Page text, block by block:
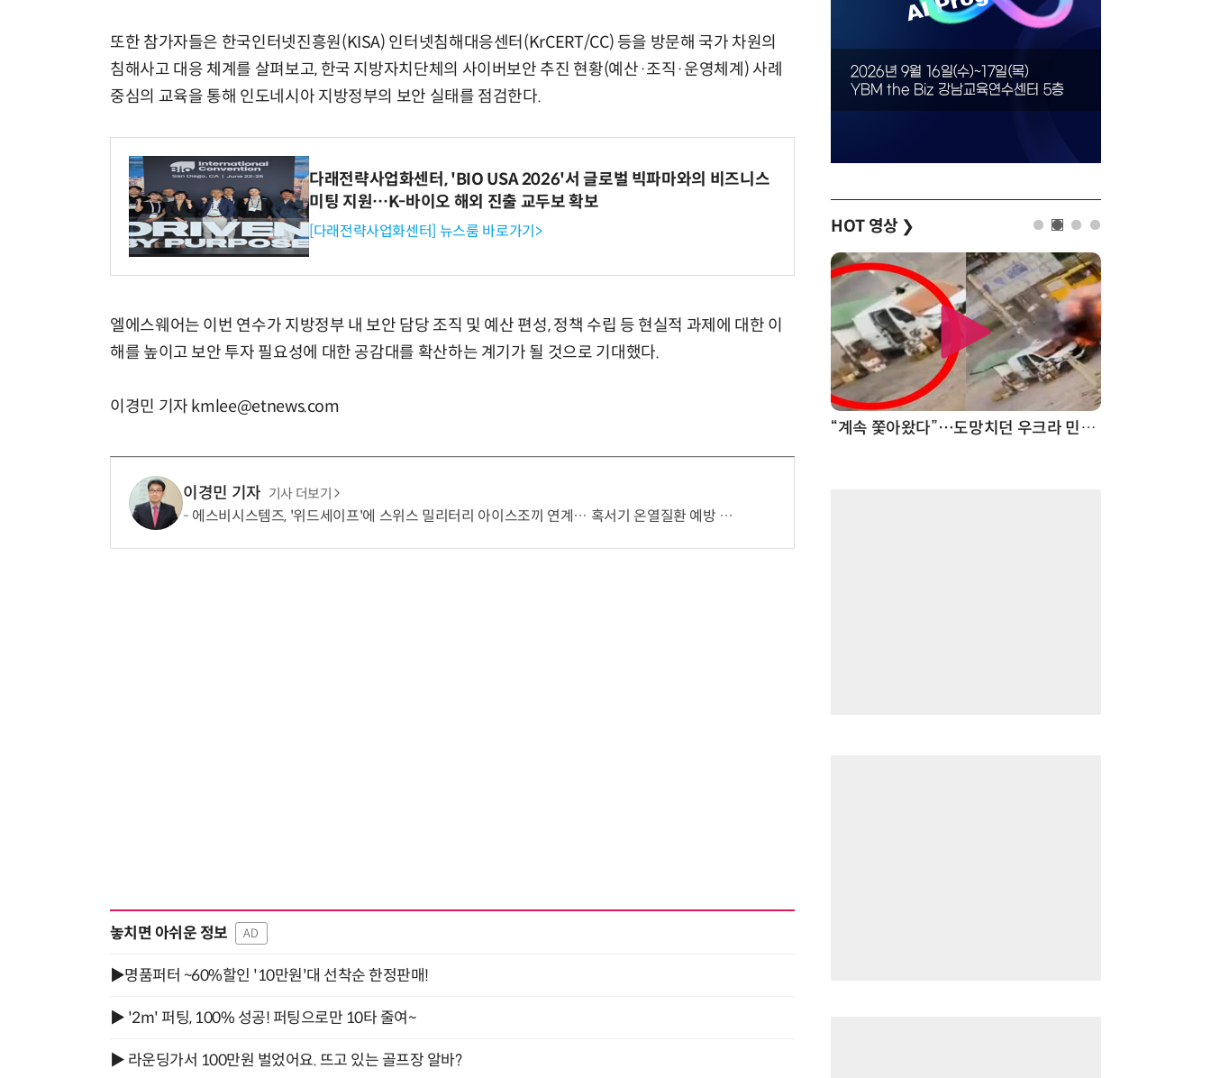
또한 참가자들은 한국인터넷진흥원(KISA) 인터넷침해대응센터(KrCERT/CC) 등을 방문해 국가 차원의
침해사고 대응 체계를 살펴보고, 한국 지방자치단체의 사이버보안 추진 현황(예산·조직·운영체계) 사례
중심의 교육을 통해 인도네시아 지방정부의 보안 실태를 점검한다.
다래전략사업화센터, 'BIO USA 2026'서 글로벌 빅파마와의 비즈니스
미팅 지원…K-바이오 해외 진출 교두보 확보
[다래전략사업화센터] 뉴스룸 바로가기>
엘에스웨어는 이번 연수가 지방정부 내 보안 담당 조직 및 예산 편성, 정책 수립 등 현실적 과제에 대한 이
해를 높이고 보안 투자 필요성에 대한 공감대를 확산하는 계기가 될 것으로 기대했다.
이경민 기자 kmlee@etnews.com
이경민 기자 기사 더보기
에스비시스템즈, '위드세이프'에 스위스 밀리터리 아이스조끼 연계… 혹서기 온열질환 예방 강화
놓치면 아쉬운 정보 AD
▶명품퍼터 ~60%할인 '10만원'대 선착순 한정판매!
▶ '2m' 퍼팅, 100% 성공! 퍼팅으로만 10타 줄여~
▶ 라운딩가서 100만원 벌었어요. 뜨고 있는 골프장 알바?
HOT 영상 ❯
“계속 쫓아왔다”…도망치던 우크라 민간인 공격한 러 자폭 드론